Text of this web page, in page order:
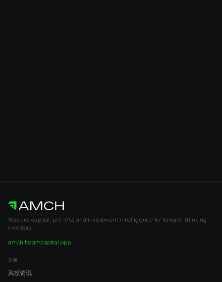
Venture capital, pre-IPO, and investment intelligence for forward-thinking
investors.
amch.ltdamcapital.app
分类
风投资讯